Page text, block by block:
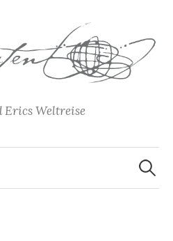
Erics Weltreise
Suchen
nach: